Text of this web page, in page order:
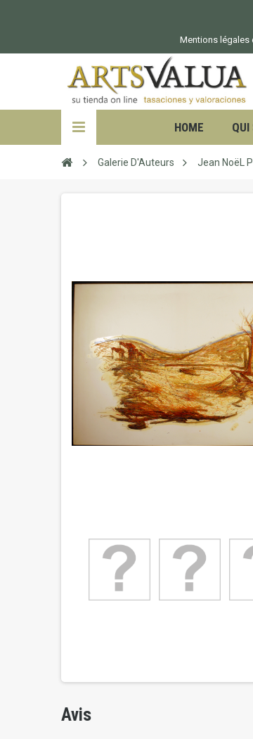
Mentions légales
HOME QUI
Galerie D'Auteurs Jean NoëL
Avis